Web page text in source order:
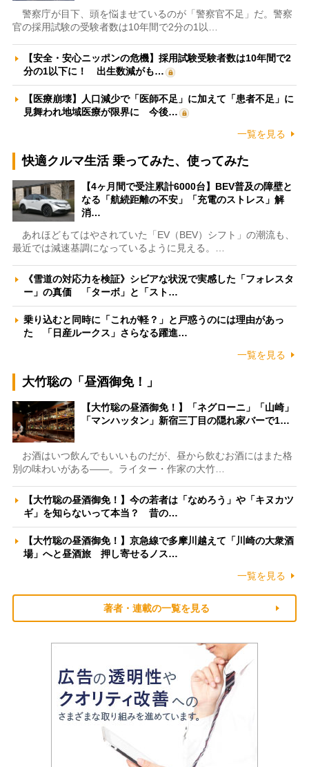
警察庁が目下、頭を悩ませているのが「警察官不足」だ。警察
官の採用試験の受験者数は10年間で2分の1以…
【安全・安心ニッポンの危機】採用試験受験者数は10年間で2
分の1以下に！ 出生数減がも…
【医療崩壊】人口減少で「医師不足」に加えて「患者不足」に
見舞われ地域医療が限界に 今後…
一覧を見る
快適クルマ生活 乗ってみた、使ってみた
【4ヶ月間で受注累計6000台】BEV普及の障壁と
なる「航続距離の不安」「充電のストレス」解
消…
あれほどもてはやされていた「EV（BEV）シフト」の潮流も、
最近では減速基調になっているように見える。…
《雪道の対応力を検証》シビアな状況で実感した「フォレスタ
ー」の真価 「ターボ」と「スト…
乗り込むと同時に「これが軽？」と戸惑うのには理由があっ
た 「日産ルークス」さらなる躍進…
一覧を見る
大竹聡の「昼酒御免！」
【大竹聡の昼酒御免！】「ネグローニ」「山崎」
「マンハッタン」新宿三丁目の隠れ家バーで1…
お酒はいつ飲んでもいいものだが、昼から飲むお酒にはまた格
別の味わいがある――。ライター・作家の大竹…
【大竹聡の昼酒御免！】今の若者は「なめろう」や「キヌカツ
ギ」を知らないって本当？ 昔の…
【大竹聡の昼酒御免！】京急線で多摩川越えて「川崎の大衆酒
場」へと昼酒旅 押し寄せるノス…
一覧を見る
著者・連載の一覧を見る